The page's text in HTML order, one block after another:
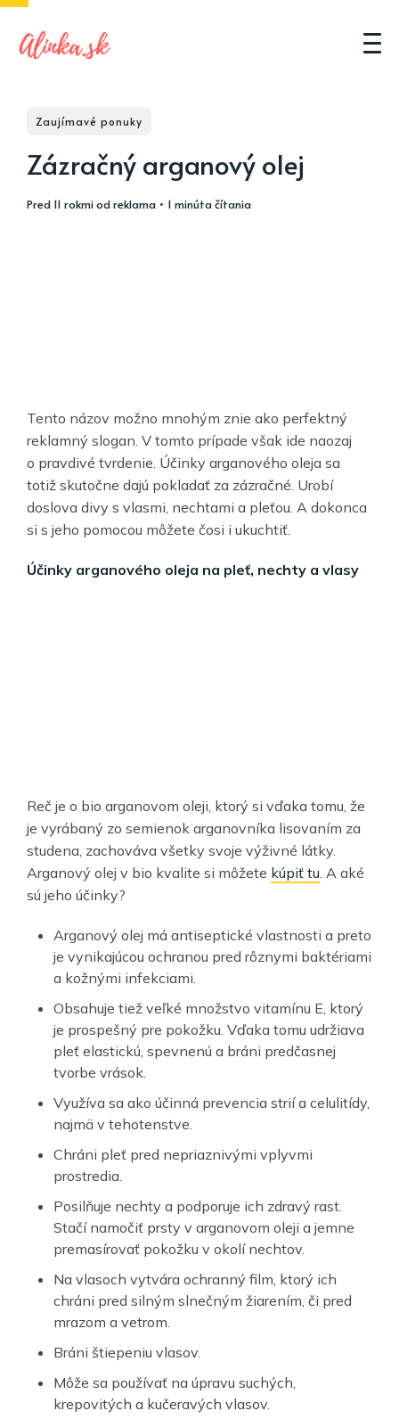
Zaujímavé ponuky
Zázračný arganový olej
pred 11 rokmiodreklama • 1 minúta čítania
Tento názov možno mnohým znie ako perfektný
reklamný slogan. V tomto prípade však ide naozaj
o pravdivé tvrdenie. Účinky arganového oleja sa
totiž skutočne dajú pokladať za zázračné. Urobí
doslova divy s vlasmi, nechtami a pleťou. A dokonca
si s jeho pomocou môžete čosi i ukuchtiť.
Účinky arganového oleja na pleť, nechty a vlasy
Reč je o bio arganovom oleji, ktorý si vďaka tomu, že
je vyrábaný zo semienok arganovníka lisovaním za
studena, zachováva všetky svoje výživné látky.
Arganový olej v bio kvalite si môžete kúpiť tu. A aké
sú jeho účinky?
Arganový olej má antiseptické vlastnosti a preto
je vynikajúcou ochranou pred rôznymi baktériami
a kožnými infekciami.
Obsahuje tiež veľké množstvo vitamínu E, ktorý
je prospešný pre pokožku. Vďaka tomu udržiava
pleť elastickú, spevnenú a bráni predčasnej
tvorbe vrások.
Využíva sa ako účinná prevencia strií a celulitídy,
najmä v tehotenstve.
Chráni pleť pred nepriaznivými vplyvmi
prostredia.
Posilňuje nechty a podporuje ich zdravý rast.
Stačí namočiť prsty v arganovom oleji a jemne
premasírovať pokožku v okolí nechtov.
Na vlasoch vytvára ochranný film, ktorý ich
chráni pred silným slnečným žiarením, či pred
mrazom a vetrom.
Bráni štiepeniu vlasov.
Môže sa používať na úpravu suchých,
krepovitých a kučeravých vlasov.